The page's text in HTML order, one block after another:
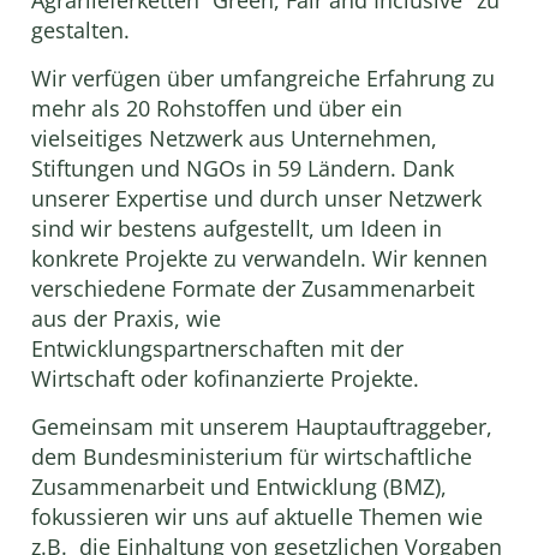
gestalten.
Wir verfügen über umfangreiche Erfahrung zu
mehr als 20 Rohstoffen und über ein
vielseitiges Netzwerk aus Unternehmen,
Stiftungen und NGOs in 59 Ländern. Dank
unserer Expertise und durch unser Netzwerk
sind wir bestens aufgestellt, um Ideen in
konkrete Projekte zu verwandeln. Wir kennen
verschiedene Formate der Zusammenarbeit
aus der Praxis, wie
Entwicklungspartnerschaften mit der
Wirtschaft oder kofinanzierte Projekte.
Gemeinsam mit unserem Hauptauftraggeber,
dem Bundesministerium für wirtschaftliche
Zusammenarbeit und Entwicklung (BMZ),
fokussieren wir uns auf aktuelle Themen wie
z.B. die Einhaltung von gesetzlichen Vorgaben